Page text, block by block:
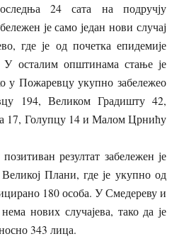
24 сата на подручју
је само један нови случај
где је од почетка епидемије
осталим општинама стање је
у Пожаревцу укупно забележео
194, Великом Градишту 42,
17, Голупцу 14 и Малом Црнићу
резултат забележен је
Плани, где је укупно од
180 особа. У Смедереву и
нових случајева, тако да је
343 лица.